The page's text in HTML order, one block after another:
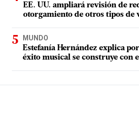
EE. UU. ampliará revisión de
otorgamiento de otros tipos de
MUNDO
Estefanía Hernández explica
éxito musical se construye con